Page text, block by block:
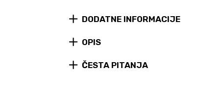
DODATNE INFORMACIJE
OPIS
ČESTA PITANJA